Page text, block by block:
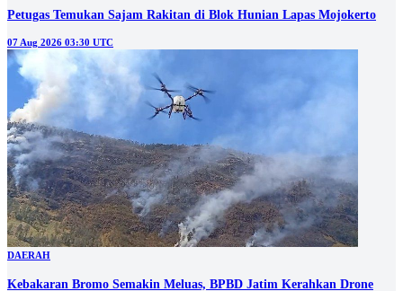
Petugas Temukan Sajam Rakitan di Blok Hunian Lapas Mojokerto
07 Aug 2026 03:30 UTC
DAERAH
Kebakaran Bromo Semakin Meluas, BPBD Jatim Kerahkan Drone